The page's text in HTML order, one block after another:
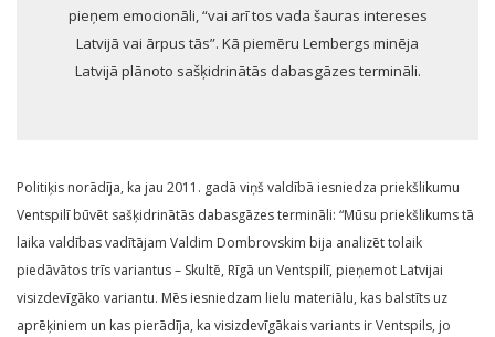
pieņem emocionāli, “vai arī tos vada šauras intereses
Latvijā vai ārpus tās”. Kā piemēru Lembergs minēja
Latvijā plānoto sašķidrinātās dabasgāzes termināli.
Politiķis norādīja, ka jau 2011. gadā viņš valdībā iesniedza priekšlikumu
Ventspilī būvēt sašķidrinātās dabasgāzes termināli: “Mūsu priekšlikums tā
laika valdības vadītājam Valdim Dombrovskim bija analizēt tolaik
piedāvātos trīs variantus – Skultē, Rīgā un Ventspilī, pieņemot Latvijai
visizdevīgāko variantu. Mēs iesniedzam lielu materiālu, kas balstīts uz
aprēķiniem un kas pierādīja, ka visizdevīgākais variants ir Ventspils, jo